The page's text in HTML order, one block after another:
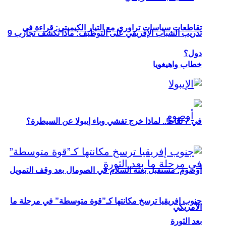
تقاطعات سياسات تراوري مع التيار الكيميتي: قراءة في
خطاب واهيغويا
أوصوم: مستقبل بعثة السلام في الصومال بعد وقف التمويل
الأمريكي
تدريب الشباب الإفريقي على التوظيف: ماذا تكشف تجارب 9
دول؟
في 7 نقاط.. لماذا خرج تفشي وباء إيبولا عن السيطرة؟
جنوب إفريقيا ترسخ مكانتها كـ”قوة متوسطة” في مرحلة ما
بعد الثورة